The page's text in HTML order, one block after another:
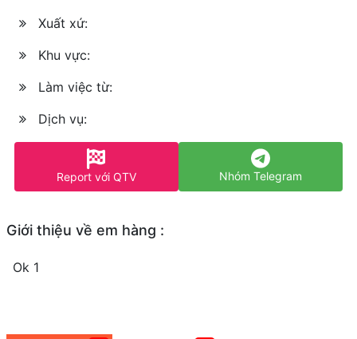
Xuất xứ:
Khu vực:
Làm việc từ:
Dịch vụ:
Report với QTV Nhóm Telegram
Giới thiệu về em hàng :
Ok 1